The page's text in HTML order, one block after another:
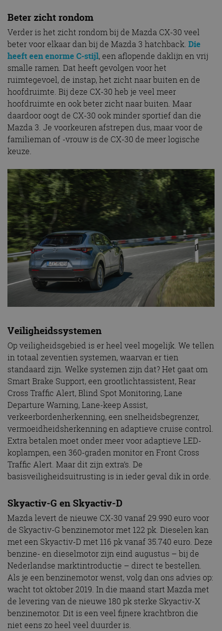
Beter zicht rondom
Verder is het zicht rondom bij de Mazda CX-30 veel
beter voor elkaar dan bij de Mazda 3 hatchback. Die
heeft een enorme C-stijl, een aflopende daklijn en vrij
smalle ramen. Dat heeft gevolgen voor het
ruimtegevoel, de instap, het zicht naar buiten en de
hoofdruimte. Bij deze CX-30 heb je veel meer
hoofdruimte en ook beter zicht naar buiten. Maar
daardoor oogt de CX-30 ook minder sportief dan die
Mazda 3. Je voorkeuren afstrepen dus, maar voor de
familieman of -vrouw is de CX-30 de meer logische
keuze.
Veiligheidssystemen
Op veiligheidsgebied is er heel veel mogelijk. We tellen
in totaal zeventien systemen, waarvan er tien
standaard zijn. Welke systemen zijn dat? Het gaat om
Smart Brake Support, een grootlichtassistent, Rear
Cross Traffic Alert, Blind Spot Monitoring, Lane
Departure Warning, Lane-keep Assist,
verkeerbordenherkenning, een snelheidsbegrenzer,
vermoeidheidsherkenning en adaptieve cruise control.
Extra betalen moet onder meer voor adaptieve LED-
koplampen, een 360-graden monitor en Front Cross
Traffic Alert. Maar dit zijn extra’s. De
basisveiligheidsuitrusting is in ieder geval dik in orde.
Skyactiv-G en Skyactiv-D
Mazda levert de nieuwe CX-30 vanaf 29.990 euro voor
de Skyactiv-G benzinemotor met 122 pk. Dieselen kan
met een Skyactiv-D met 116 pk vanaf 35.740 euro. Deze
benzine- en dieselmotor zijn eind augustus – bij de
Nederlandse marktintroductie – direct te bestellen.
Als je een benzinemotor wenst, volg dan ons advies op:
wacht tot oktober 2019. In die maand start Mazda met
de levering van de nieuwe 180 pk sterke Skyactiv-X
benzinemotor. Dit is een veel fijnere krachtbron die
niet eens zo heel veel duurder is.